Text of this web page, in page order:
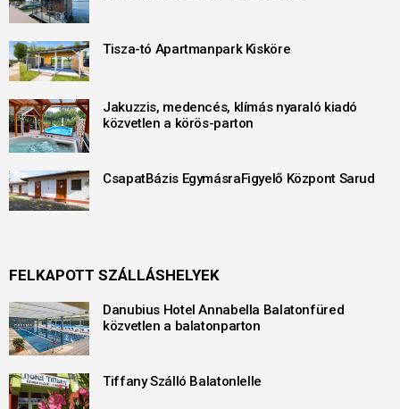
Tisza-tó Apartmanpark Kisköre
Jakuzzis, medencés, klímás nyaraló kiadó
közvetlen a körös-parton
CsapatBázis EgymásraFigyelő Központ Sarud
FELKAPOTT SZÁLLÁSHELYEK
Danubius Hotel Annabella Balatonfüred
közvetlen a balatonparton
Tiffany Szálló Balatonlelle